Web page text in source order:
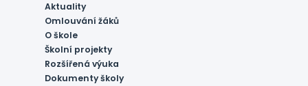
Aktuality
Omlouvání žáků
O škole
Školní projekty
Rozšířená výuka
Dokumenty školy